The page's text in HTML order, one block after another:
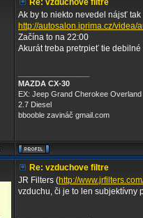
Re: vzduchove filtre
Ak by to niekto nevedel nájsť tak
http://autosalon.iprima.cz/videa/
Začína to na 22:00
Akurát treba pretrpieť tie
MAZDA CX-30
EX: Jeep Grand Cherokee Overland
2.7 Diesel
bbooble zavináč gmail.com
Re: vzduchove filtre
JR Filters (http://
vzduchu, či je to len subjektívny